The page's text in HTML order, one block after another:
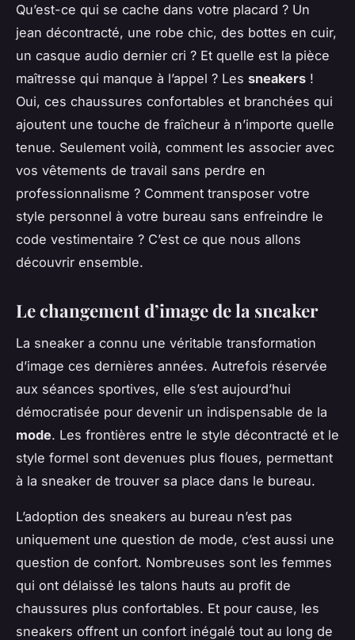
Qu’est-ce qui se cache dans votre placard ? Un
jean décontracté, une robe chic, des bottes en cuir,
un casque audio dernier cri ? Et quelle est la pièce
maîtresse qui manque à l’appel ? Les sneakers !
Oui, ces chaussures confortables et branchées qui
ajoutent une touche de fraîcheur à n’importe quelle
tenue. Seulement voilà, comment les associer avec
vos vêtements de travail sans perdre en
professionnalisme ? Comment transposer votre
style personnel à votre bureau sans enfreindre le
code vestimentaire ? C’est ce que nous allons
découvrir ensemble.
Le changement d’image de la sneaker
La sneaker a connu une véritable transformation
d’image ces dernières années. Autrefois réservée
aux séances sportives, elle s’est aujourd’hui
démocratisée pour devenir un indispensable de la
mode. Les frontières entre le style décontracté et le
style formel sont devenues plus floues, permettant
à la sneaker de trouver sa place dans le bureau.
L’adoption des sneakers au bureau n’est pas
uniquement une question de mode, c’est aussi une
question de confort. Nombreuses sont les femmes
qui ont délaissé les talons hauts au profit de
chaussures plus confortables. Et pour cause, les
sneakers offrent un confort inégalé tout au long de